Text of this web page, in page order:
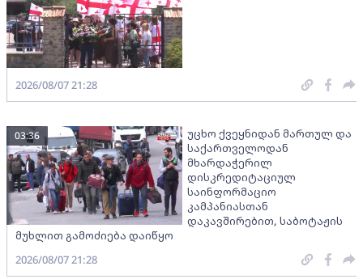
2026/08/07 21:28
უცხო ქვეყნიდან მართულ და
საქართველოდან
მხარდაჭერილ
დისკრედიტაციულ
საინფორმაციო
კამპანიასთან
დაკავშირებით, საბოტაჟის
მუხლით გამოძიება დაიწყო
03:36
2026/08/07 21:28